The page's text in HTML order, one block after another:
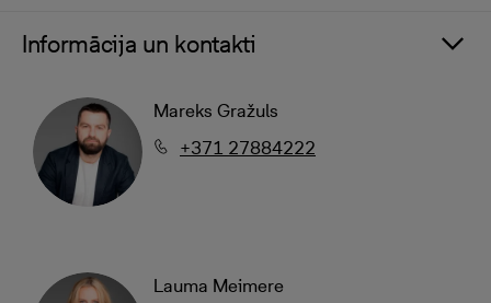
Informācija un kontakti
Mareks Gražuls
+371 27884222
Lauma Meimere